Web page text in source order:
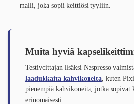
malli, joka sopii keittiösi tyyliin.
Muita hyviä
Testivoittajan lisäksi Nespresso
laadukkaita kahvikoneita , kuten
pienempiä kahvikoneita, jotka sopivat
erinomaisesti.